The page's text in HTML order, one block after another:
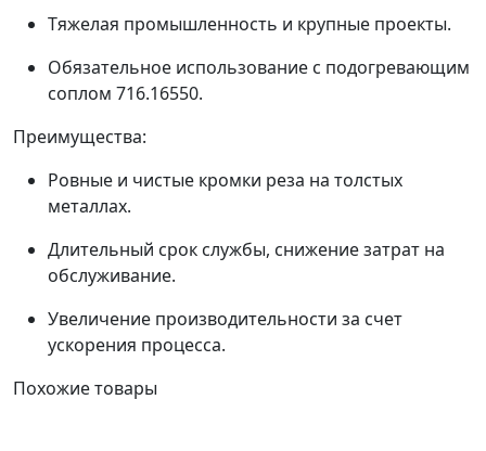
Тяжелая промышленность и крупные проекты.
Обязательное использование с подогревающим
соплом 716.16550.
Преимущества:
Ровные и чистые кромки реза на толстых
металлах.
Длительный срок службы, снижение затрат на
обслуживание.
Увеличение производительности за счет
ускорения процесса.
Похожие товары